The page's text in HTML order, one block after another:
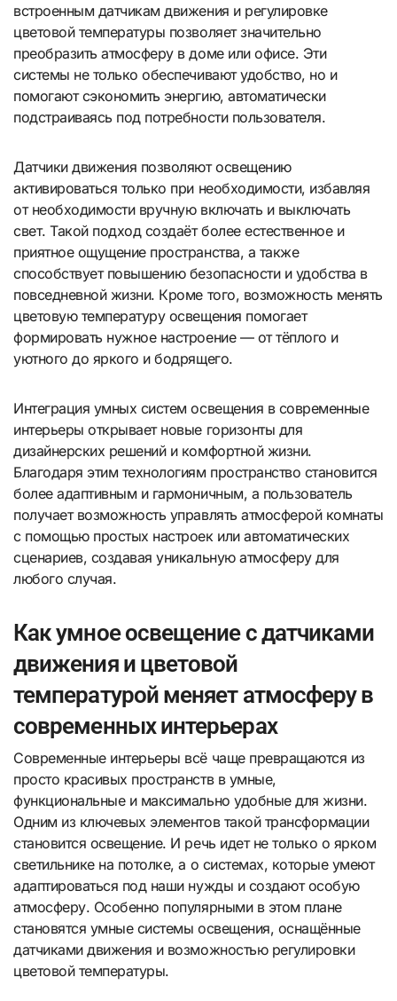
встроенным датчикам движения и регулировке
цветовой температуры позволяет значительно
преобразить атмосферу в доме или офисе. Эти
системы не только обеспечивают удобство, но и
помогают сэкономить энергию, автоматически
подстраиваясь под потребности пользователя.
Датчики движения позволяют освещению
активироваться только при необходимости, избавляя
от необходимости вручную включать и выключать
свет. Такой подход создаёт более естественное и
приятное ощущение пространства, а также
способствует повышению безопасности и удобства в
повседневной жизни. Кроме того, возможность менять
цветовую температуру освещения помогает
формировать нужное настроение — от тёплого и
уютного до яркого и бодрящего.
Интеграция умных систем освещения в современные
интерьеры открывает новые горизонты для
дизайнерских решений и комфортной жизни.
Благодаря этим технологиям пространство становится
более адаптивным и гармоничным, а пользователь
получает возможность управлять атмосферой комнаты
с помощью простых настроек или автоматических
сценариев, создавая уникальную атмосферу для
любого случая.
Как умное освещение с датчиками
движения и цветовой
температурой меняет атмосферу в
современных интерьерах
Современные интерьеры всё чаще превращаются из
просто красивых пространств в умные,
функциональные и максимально удобные для жизни.
Одним из ключевых элементов такой трансформации
становится освещение. И речь идет не только о ярком
светильнике на потолке, а о системах, которые умеют
адаптироваться под наши нужды и создают особую
атмосферу. Особенно популярными в этом плане
становятся умные системы освещения, оснащённые
датчиками движения и возможностью регулировки
цветовой температуры.